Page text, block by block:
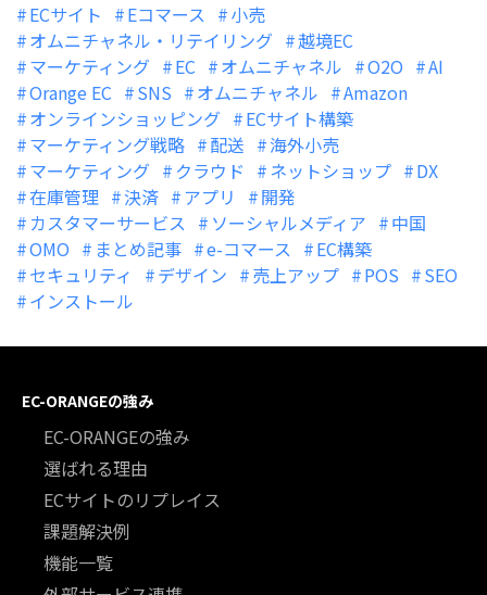
ECサイト Eコマース
小売
オムニチャネル・リテイリング
越境EC
マーケティング
EC オムニチャネル O2O
AI
Orange EC
SNS オムニチャネル
Amazon
オンラインショッピング
ECサイト構築
マーケティング戦略
配送
海外小売
マーケティング
クラウド ネットショップ
DX
在庫管理
決済 アプリ
開発
カスタマーサービス
ソーシャルメディア
中国
OMO
まとめ記事 e-コマース
EC構築
セキュリティ
デザイン 売上アップ POS
SEO
インストール
EC-ORANGEの強み
EC-ORANGEの強み
選ばれる理由
ECサイトのリプレイス
課題解決例
機能一覧